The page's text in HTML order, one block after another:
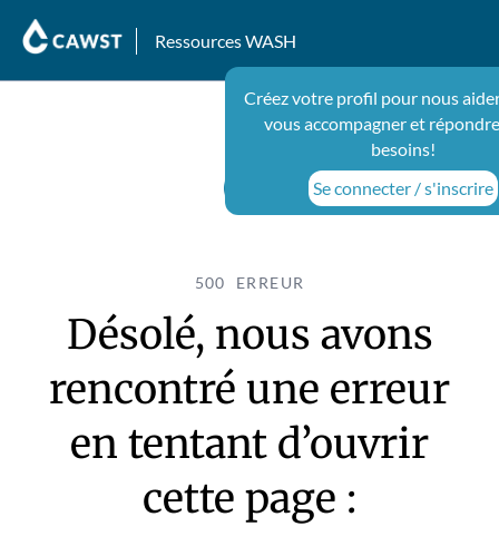
Ressources WASH
Créez votre profil pour nous
vous accompagner et
besoins!
Se connecter / s'inscrire
500 ERREUR
Désolé, nous avons
rencontré une erreur
en tentant d’ouvrir
cette page :